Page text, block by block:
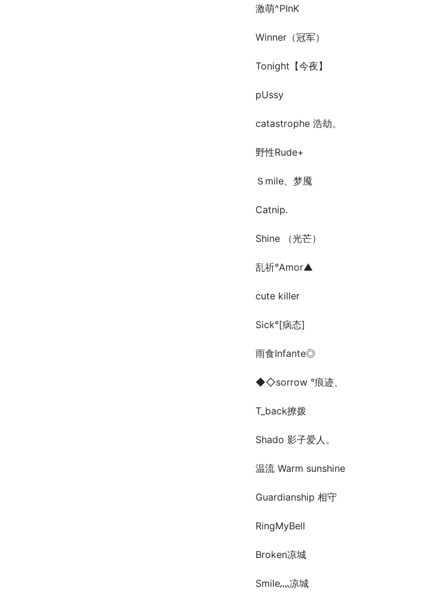
激萌^PInK
Winner（冠军）
Tonight【今夜】
pUssy
catastrophe 浩劫。
野性Rude+
Ｓmile、梦魇
Catnip.
Shine （光芒）
乱祈°Amor▲
cute killer
Sick°[病态]
雨食Infante◎
◆◇sorrow °痕迹、
T_back撩拨
Shado 影子爱人。
温流 Warm sunshine
Guardianship 相守
RingMyBell
Broken凉城
Smile灬凉城